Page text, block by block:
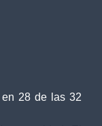
en 28 de las 32